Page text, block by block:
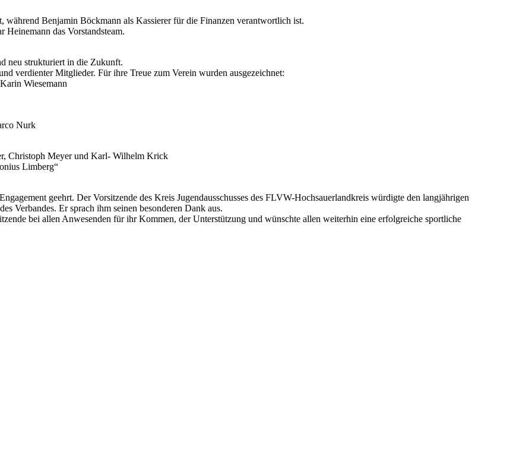
Benjamin Böckmann als Kassierer für die Finanzen verantwortlich ist.
das Vorstandsteam.
neu strukturiert in die Zukunft.
verdienter Mitglieder. Für ihre Treue zum Verein wurden ausgezeichnet:
Wiesemann
Nurk
Christoph Meyer und Karl- Wilhelm Krick
Limberg“
geehrt. Der Vorsitzende des Kreis Jugendausschusses des FLVW-Hochsauerlandkreis würdigte den langjährigen
Verbandes. Er sprach ihm seinen besonderen Dank aus.
bei allen Anwesenden für ihr Kommen, der Unterstützung und wünschte allen weiterhin eine erfolgreiche sportliche